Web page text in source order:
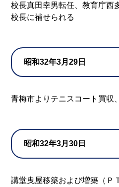
校長真田幸男転任、教育庁西
校長に補せられる
昭和32年3月29日
青梅市よりテニスコート買収
昭和32年3月30日
講堂曳屋移築および増築（Ｐ